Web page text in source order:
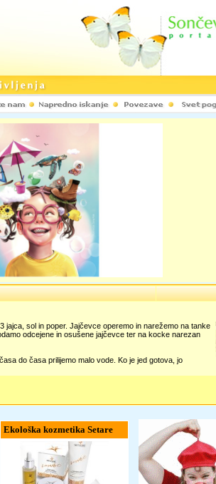
jajca, sol in poper. Jajčevce operemo in narežemo na tanke
odcejene in osušene jajčevce ter na kocke narezan
do časa prilijemo malo vode. Ko je jed gotova, jo
Ekološka kozmetika Setare